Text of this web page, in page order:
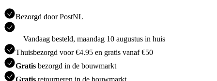
Bezorgd door PostNL
Vandaag besteld, maandag 10 augustus in huis
Thuisbezorgd voor €4.95 en gratis vanaf €50
Gratis bezorgd in de bouwmarkt